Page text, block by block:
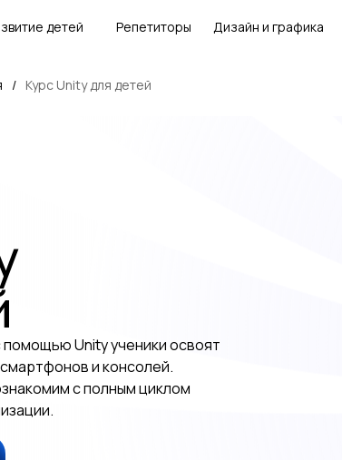
детей Репетиторы Дизайн и графика
/ Курс Unity для детей
помощью Unity ученики освоят
и консолей.
с полным циклом